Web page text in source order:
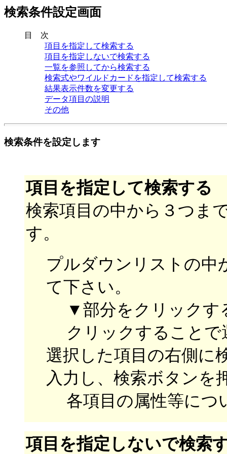
検索条件設定画面
目 次
項目を指定して検索する
項目を指定しないで検索する
一覧を参照してから検索する
検索式やワイルドカードを指定して検索する
結果表示件数を変更する
データ項目の説明
その他
検索条件を設定します
項目を指定して検索する
検索項目の中から３つま
す。
プルダウンリストの中
て下さい。
▼部分をクリックす
クリックすること
選択した項目の右側に
入力し、検索ボタンを
各項目の属性等につ
項目を指定しないで検索